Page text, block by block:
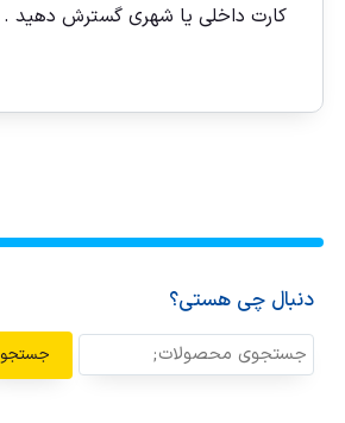
کارت داخلی یا شهری گسترش دهید .
دنبال چی هستی؟
جستجو